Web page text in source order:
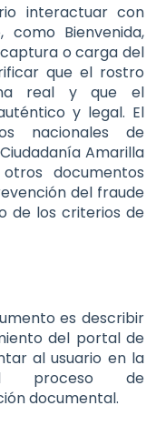
interactuar con
Bienvenida,
o carga del
que el rostro
real y que el
y legal. El
nacionales de
Amarilla
documentos
del fraude
de los criterios de
es describir
del portal de
al usuario en la
proceso de
documental.